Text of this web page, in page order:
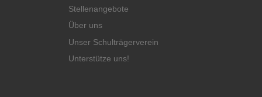
Stellenangebote
Über uns
Unser Schulträgerverein
Unterstütze uns!